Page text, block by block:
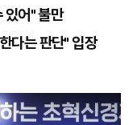
있어" 불만
다는 판단" 입장